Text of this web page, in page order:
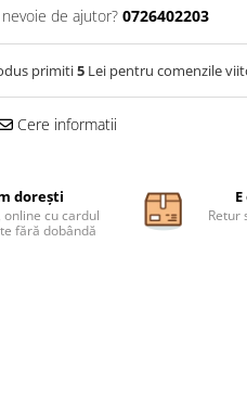
de ajutor? 0726402203
primiti5 Lei pentru comenzile
Cere informatii
dorești
cu cardul
fără dobândă
Retur